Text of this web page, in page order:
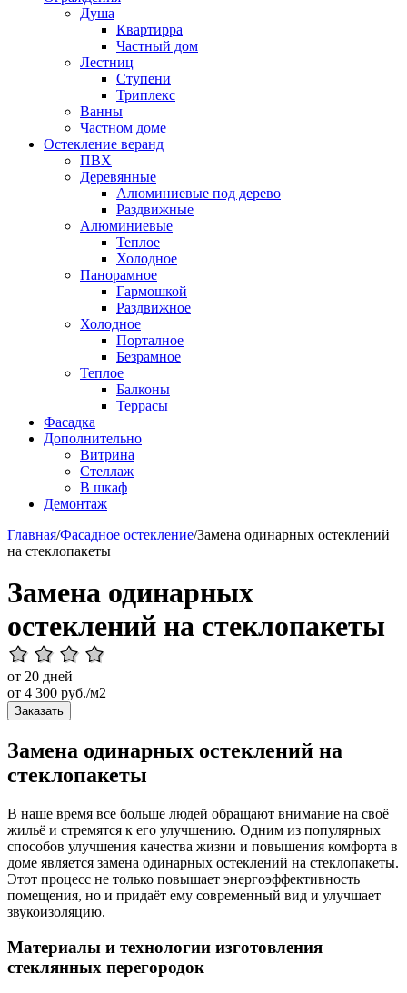
Душа
Квартирра
Частный дом
Лестниц
Ступени
Триплекс
Ванны
Частном доме
Остекление веранд
ПВХ
Деревянные
Алюминиевые под дерево
Раздвижные
Алюминиевые
Теплое
Холодное
Панорамное
Гармошкой
Раздвижное
Холодное
Порталное
Безрамное
Теплое
Балконы
Террасы
Фасадка
Дополнительно
Витрина
Стеллаж
В шкаф
Демонтаж
Главная/Фасадное остекление/Замена одинарных остеклений
на стеклопакеты
Замена одинарных
остеклений на стеклопакеты
от 20 дней
от 4 300 руб./м2
Заказать
Замена одинарных остеклений на
стеклопакеты
В наше время все больше людей обращают внимание на своё
жильё и стремятся к его улучшению. Одним из популярных
способов улучшения качества жизни и повышения комфорта в
доме является замена одинарных остеклений на стеклопакеты.
Этот процесс не только повышает энергоэффективность
помещения, но и придаёт ему современный вид и улучшает
звукоизоляцию.
Материалы и технологии изготовления
стеклянных перегородок